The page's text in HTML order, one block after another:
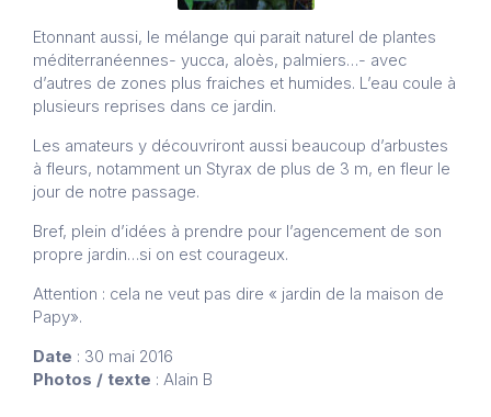
Etonnant aussi, le mélange qui parait naturel de plantes
méditerranéennes- yucca, aloès, palmiers…- avec
d’autres de zones plus fraiches et humides. L’eau coule à
plusieurs reprises dans ce jardin.
Les amateurs y découvriront aussi beaucoup d’arbustes
à fleurs, notamment un Styrax de plus de 3 m, en fleur le
jour de notre passage.
Bref, plein d’idées à prendre pour l’agencement de son
propre jardin…si on est courageux.
Attention : cela ne veut pas dire « jardin de la maison de
Papy».
Date : 30 mai 2016
Photos / texte : Alain B